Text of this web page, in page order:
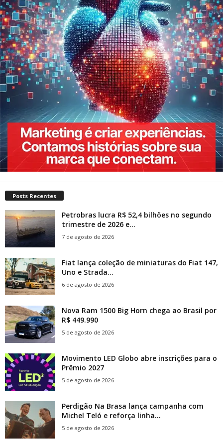
Posts Recentes
Petrobras lucra R$ 52,4 bilhões no segundo
trimestre de 2026 e...
7 de agosto de 2026
Fiat lança coleção de miniaturas do Fiat 147,
Uno e Strada...
6 de agosto de 2026
Nova Ram 1500 Big Horn chega ao Brasil por
R$ 449.990
5 de agosto de 2026
Movimento LED Globo abre inscrições para o
Prêmio 2027
5 de agosto de 2026
Perdigão Na Brasa lança campanha com
Michel Teló e reforça linha...
5 de agosto de 2026